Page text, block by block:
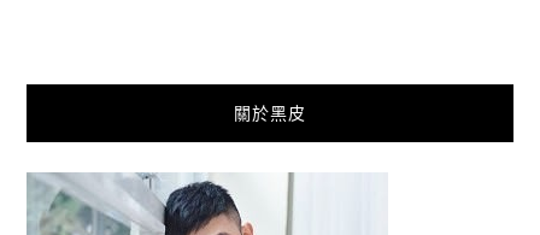
關於黑皮